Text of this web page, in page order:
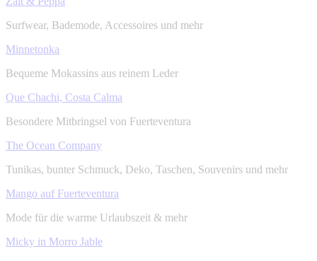
Surfwear, Bademode, Accessoires und mehr
Minnetonka
Bequeme Mokassins aus reinem Leder
Que Chachi, Costa Calma
Besondere Mitbringsel von Fuerteventura
The Ocean Company
Tunikas, bunter Schmuck, Deko, Taschen, Souvenirs und mehr
Mango auf Fuerteventura
Mode für die warme Urlaubszeit & mehr
Micky in Morro Jable